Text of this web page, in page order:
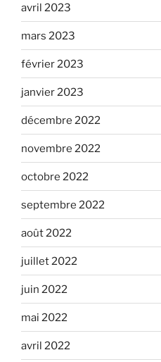
avril 2023
mars 2023
février 2023
janvier 2023
décembre 2022
novembre 2022
octobre 2022
septembre 2022
août 2022
juillet 2022
juin 2022
mai 2022
avril 2022